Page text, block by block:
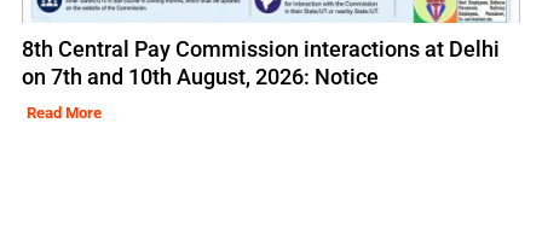
8th Central Pay Commission interactions at Delhi
on 7th and 10th August, 2026: Notice
Read More